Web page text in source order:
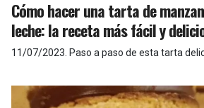
Cómo hacer una tarta de
leche: la receta más fácil y
11/07/2023 Paso a paso de esta tarta